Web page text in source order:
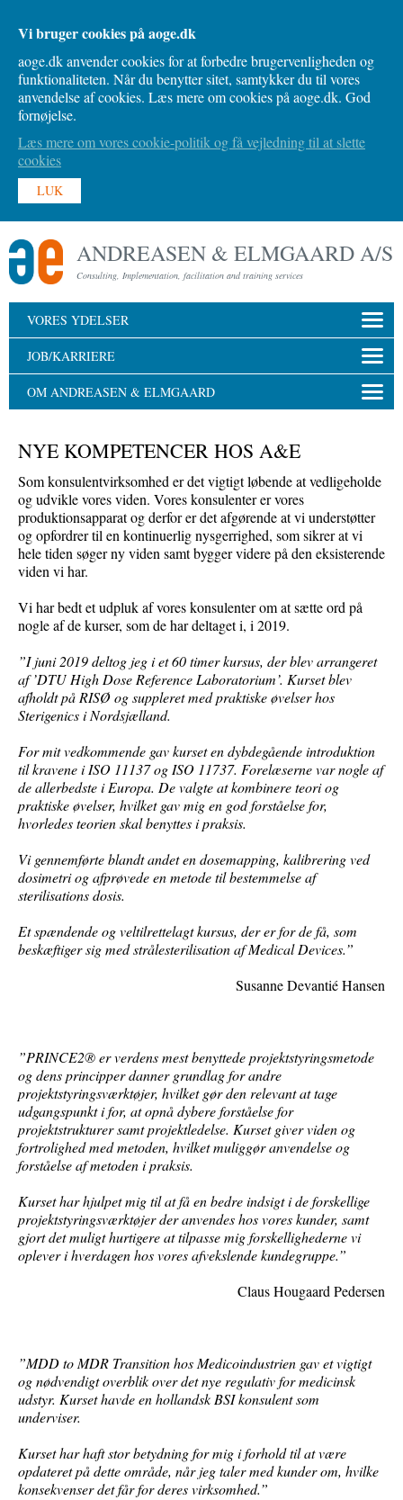
Vi bruger cookies på aoge.dk
aoge.dk anvender cookies for at forbedre brugervenligheden og
funktionaliteten. Når du benytter sitet, samtykker du til vores
anvendelse af cookies. Læs mere om cookies på aoge.dk. God
fornøjelse.
Læs mere om vores cookie-politik og få vejledning til at slette
cookies
LUK
ANDREASEN & ELMGAARD A/S
Consulting, Implementation, facilitation and training services
VORES YDELSER
JOB/KARRIERE
OM ANDREASEN & ELMGAARD
NYE KOMPETENCER HOS A&E
Som konsulentvirksomhed er det vigtigt løbende at vedligeholde
og udvikle vores viden. Vores konsulenter er vores
produktionsapparat og derfor er det afgørende at vi understøtter
og opfordrer til en kontinuerlig nysgerrighed, som sikrer at vi
hele tiden søger ny viden samt bygger videre på den eksisterende
viden vi har.
Vi har bedt et udpluk af vores konsulenter om at sætte ord på
nogle af de kurser, som de har deltaget i, i 2019.
”I juni 2019 deltog jeg i et 60 timer kursus, der blev arrangeret
af ’DTU High Dose Reference Laboratorium’. Kurset blev
afholdt på RISØ og suppleret med praktiske øvelser hos
Sterigenics i Nordsjælland.
For mit vedkommende gav kurset en dybdegående introduktion
til kravene i ISO 11137 og ISO 11737. Forelæserne var nogle af
de allerbedste i Europa. De valgte at kombinere teori og
praktiske øvelser, hvilket gav mig en god forståelse for,
hvorledes teorien skal benyttes i praksis.
Vi gennemførte blandt andet en dosemapping, kalibrering ved
dosimetri og afprøvede en metode til bestemmelse af
sterilisations dosis.
Et spændende og veltilrettelagt kursus, der er for de få, som
beskæftiger sig med strålesterilisation af Medical Devices.”
Susanne Devantié Hansen
”PRINCE2® er verdens mest benyttede projektstyringsmetode
og dens principper danner grundlag for andre
projektstyringsværktøjer, hvilket gør den relevant at tage
udgangspunkt i for, at opnå dybere forståelse for
projektstrukturer samt projektledelse. Kurset giver viden og
fortrolighed med metoden, hvilket muliggør anvendelse og
forståelse af metoden i praksis.
Kurset har hjulpet mig til at få en bedre indsigt i de forskellige
projektstyringsværktøjer der anvendes hos vores kunder, samt
gjort det muligt hurtigere at tilpasse mig forskellighederne vi
oplever i hverdagen hos vores afvekslende kundegruppe.”
Claus Hougaard Pedersen
”MDD to MDR Transition hos Medicoindustrien gav et vigtigt
og nødvendigt overblik over det nye regulativ for medicinsk
udstyr. Kurset havde en hollandsk BSI konsulent som
underviser.
Kurset har haft stor betydning for mig i forhold til at være
opdateret på dette område, når jeg taler med kunder om, hvilke
konsekvenser det får for deres virksomhed.”